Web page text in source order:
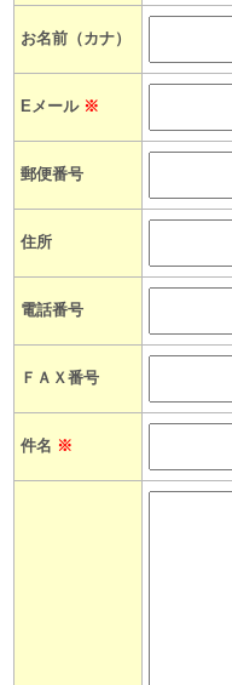
お名前（カナ）
Eメール ※
郵便番号
住所
電話番号
ＦＡＸ番号
件名 ※